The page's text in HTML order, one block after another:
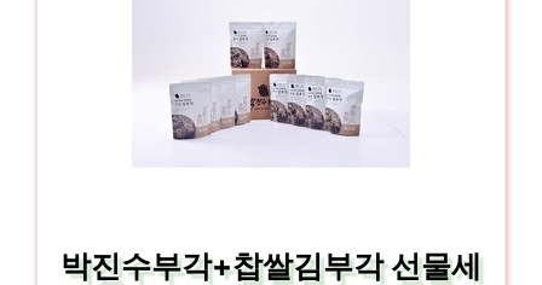
박진수부각+찹쌀김부각 선물세